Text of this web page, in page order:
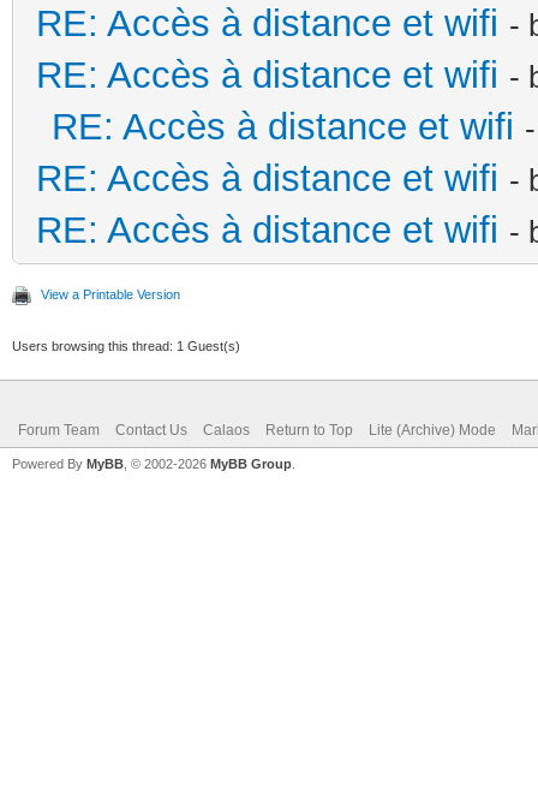
RE: Accès à distance et wifi -
RE: Accès à distance et wifi -
RE: Accès à distance et wifi
RE: Accès à distance et wifi -
RE: Accès à distance et wifi -
View a Printable Version
Users browsing this thread: 1 Guest(s)
Forum Team Contact Us Calaos Return to Top Lite (Archive) Mode
Powered By MyBB , © 2002-2026 MyBB Group